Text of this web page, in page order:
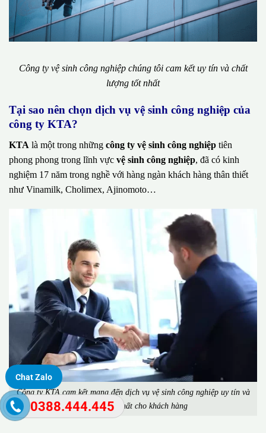
Công ty vệ sinh công nghiệp chúng tôi cam kết uy tín và chất
lượng tốt nhất
Tại sao nên chọn dịch vụ vệ sinh công nghiệp của
công ty KTA?
KTA là một trong những công ty vệ sinh công nghiệp tiên
phong phong trong lĩnh vực vệ sinh công nghiệp, đã có kinh
nghiệm 17 năm trong nghề với hàng ngàn khách hàng thân thiết
như Vinamilk, Cholimex, Ajinomoto…
Công ty KTA cam kết mang đến dịch vụ vệ sinh công nghiệp uy tín và
chất lượng nhất cho khách hàng
Chat Zalo
0388.444.445